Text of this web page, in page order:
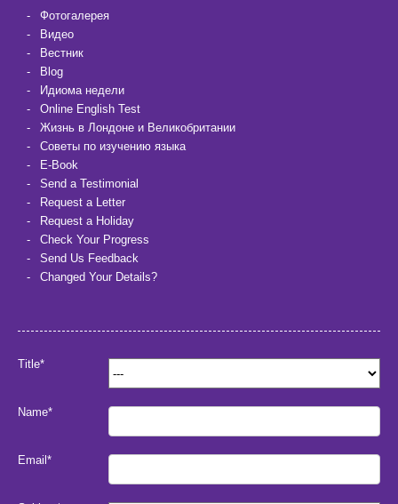
Фотогалерея
Видео
Вестник
Blog
Идиома недели
Online English Test
Жизнь в Лондоне и Великобритании
Советы по изучению языка
E-Book
Send a Testimonial
Request a Letter
Request a Holiday
Check Your Progress
Send Us Feedback
Changed Your Details?
Title*
Name*
Email*